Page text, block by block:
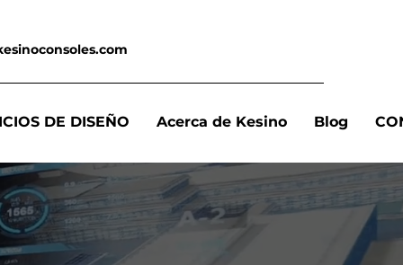
DE DISEÑO Acerca de Kesino Blog